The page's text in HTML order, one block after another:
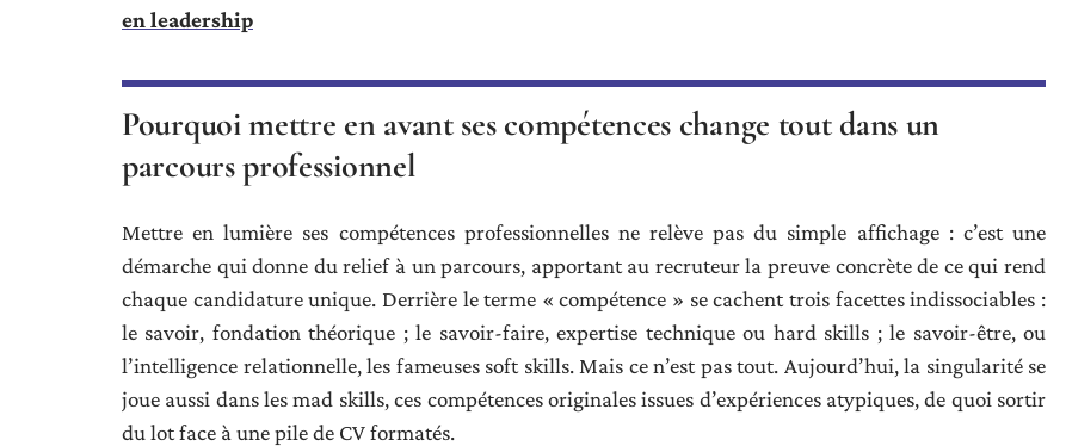
en leadership
Pourquoi mettre en avant ses compétences change tout dans un
parcours professionnel
Mettre en lumière ses compétences professionnelles ne relève pas du simple affichage : c’est une
démarche qui donne du relief à un parcours, apportant au recruteur la preuve concrète de ce qui rend
chaque candidature unique. Derrière le terme « compétence » se cachent trois facettes indissociables :
le savoir, fondation théorique ; le savoir-faire, expertise technique ou hard skills ; le savoir-être, ou
l’intelligence relationnelle, les fameuses soft skills. Mais ce n’est pas tout. Aujourd’hui, la singularité se
joue aussi dans les mad skills, ces compétences originales issues d’expériences atypiques, de quoi sortir
du lot face à une pile de CV formatés.